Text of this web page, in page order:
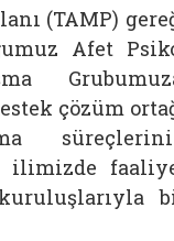
(TAMP)
Afet
çözüm
ilimizde